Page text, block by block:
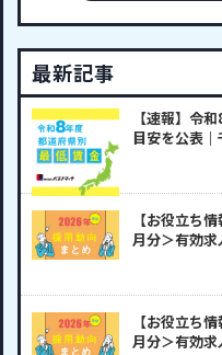
最新記事
【速報】令
目安を公表
【お役立ち
月分＞有効求
【お役立ち
月分＞有効求